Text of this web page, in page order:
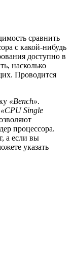
сравнить
с какой-нибудь
доступно в
насколько
Проводится
«Bench».
«CPU Single
процессора.
а если вы
указать